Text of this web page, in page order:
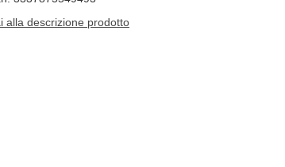
alla descrizione prodotto